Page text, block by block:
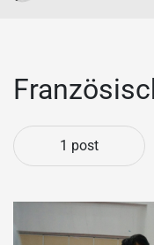
1 post